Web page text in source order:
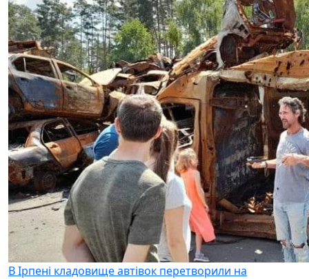
В Ірпені кладовище автівок перетворили на